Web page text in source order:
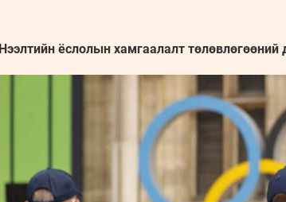
Нээлтийн ёслолын хамгаалалт төлөвлөгөөний